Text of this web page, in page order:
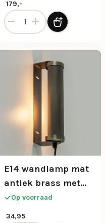
aantal
179,-
Decoratieve wandlamp
E14 wandlamp mat
antiek brass met
snoer
Op voorraad
34,95